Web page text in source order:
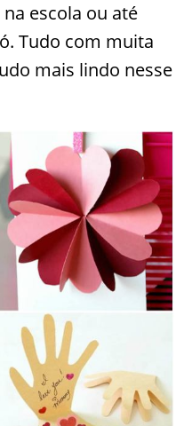
escola ou até
Tudo com muita
mais lindo nesse